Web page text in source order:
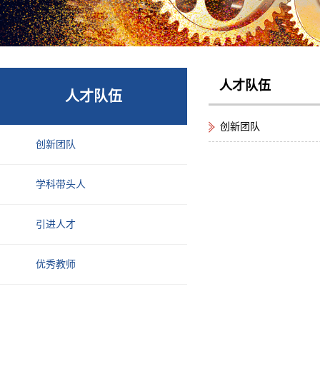
人才队伍
创新团队
学科带头人
引进人才
优秀教师
人才队伍
创新团队